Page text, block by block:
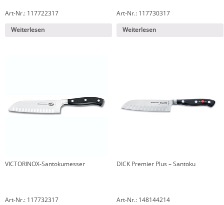
Art-Nr.: 117722317
Weiterlesen
Art-Nr.: 117730317
Weiterlesen
VICTORINOX-Santokumesser
Art-Nr.: 117732317
DICK Premier Plus – Santoku
Art-Nr.: 148144214